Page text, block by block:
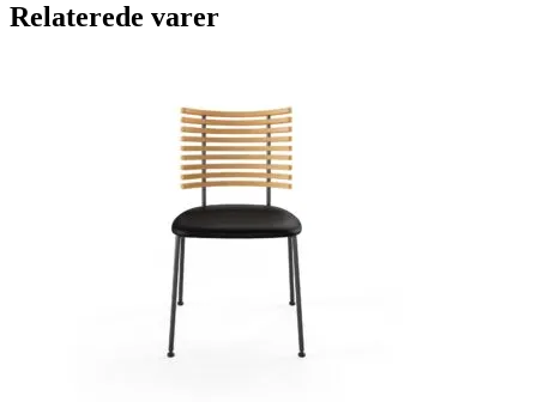
Relaterede varer